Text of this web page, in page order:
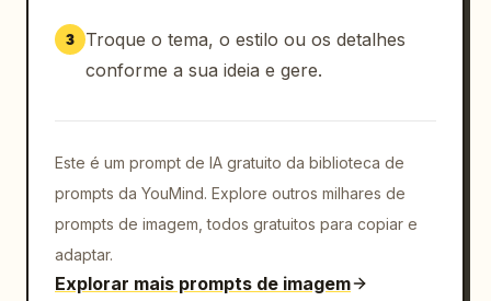
3
Troque o tema, o estilo ou os detalhes
conforme a sua ideia e gere.
Este é um prompt de IA gratuito da biblioteca de
prompts da YouMind. Explore outros milhares de
prompts de imagem, todos gratuitos para copiar e
adaptar.
Explorar mais prompts de imagem